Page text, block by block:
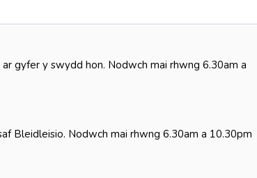
gyfer y swydd hon. Nodwch mai rhwng 6.30am a
Bleidleisio. Nodwch mai rhwng 6.30am a 10.30pm